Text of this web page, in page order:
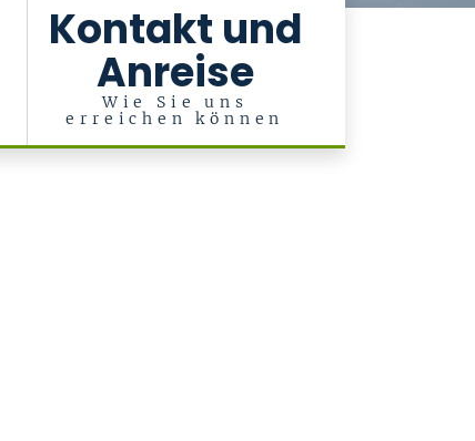
Kontakt und
Anreise
Wie Sie uns
erreichen können